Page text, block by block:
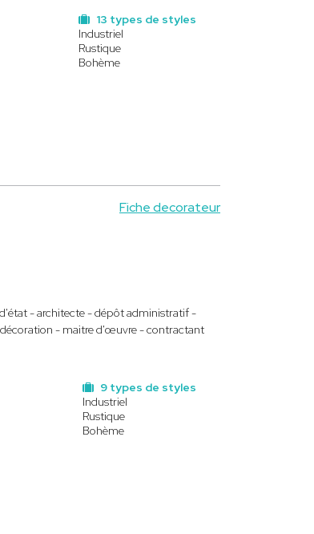
13 types de styles
Industriel
Rustique
Bohème
Fiche decorateur
- architecte - dépôt administratif -
- maitre d'œuvre - contractant
9 types de styles
Industriel
Rustique
Bohème